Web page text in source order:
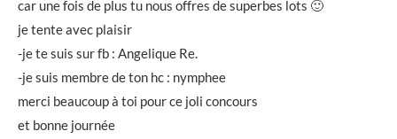
car une fois de plus tu nous offres de superbes lots 🙂
je tente avec plaisir
-je te suis sur fb : Angelique Re.
-je suis membre de ton hc : nymphee
merci beaucoup à toi pour ce joli concours
et bonne journée